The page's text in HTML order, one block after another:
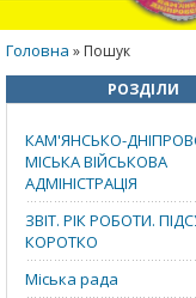
Головна » Пошук
РОЗДІЛИ
КАМ'ЯНСЬКО-
МІСЬКА ВІЙСЬКОВА
АДМІНІСТРАЦІЯ
ЗВІТ. РІК РОБОТИ.
КОРОТКО
Міська рада